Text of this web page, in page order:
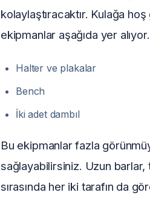
kolaylaştıracaktır. Kulağa
ekipmanlar aşağıda yer alıyor.
Halter ve plakalar
Bench
İki adet dambıl
Bu ekipmanlar fazla
sağlayabilirsiniz. Uzun barlar,
sırasında her iki tarafın da